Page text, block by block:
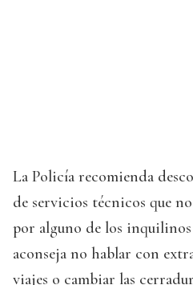
La Policía recomienda
de servicios técnicos que
por alguno de los
aconseja no hablar con
viajes o cambiar las